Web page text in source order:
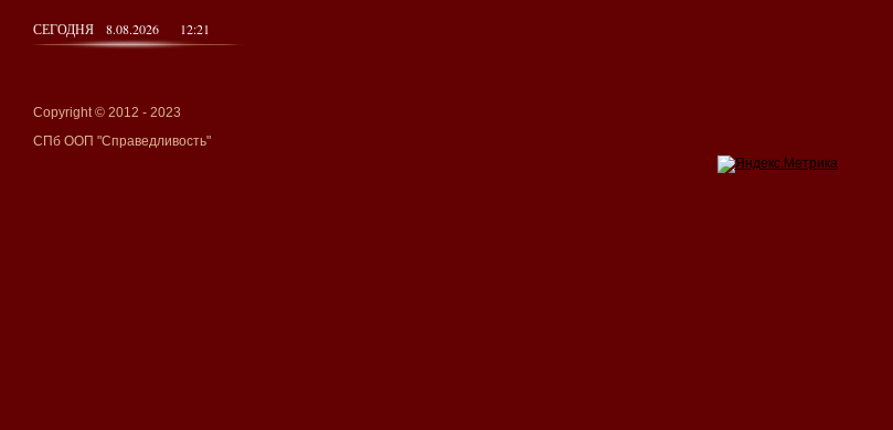
СЕГОДНЯ 8.08.2026 12:21
Copyright © 2012 - 2023
СПб ООП "Справедливость"